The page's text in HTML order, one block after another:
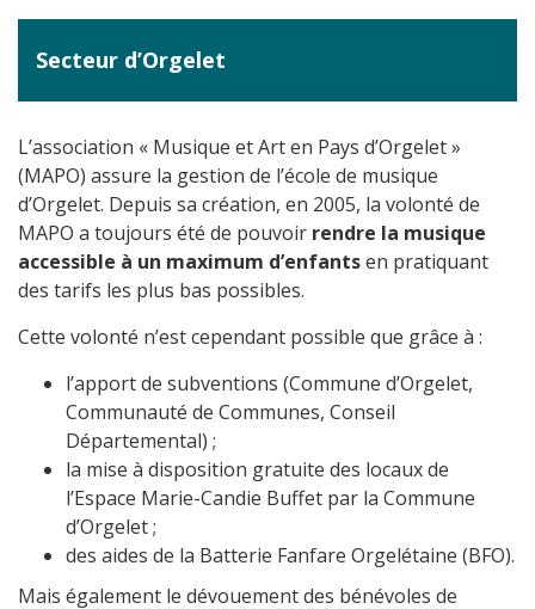
Secteur d’Orgelet
L’association « Musique et Art en Pays d’Orgelet »
(MAPO) assure la gestion de l’école de musique
d’Orgelet. Depuis sa création, en 2005, la volonté de
MAPO a toujours été de pouvoir rendre la musique
accessible à un maximum d’enfantsen pratiquant
des tarifs les plus bas possibles.
Cette volonté n’est cependant possible que grâce à :
l’apport de subventions (Commune d’Orgelet,
Communauté de Communes, Conseil
Départemental) ;
la mise à disposition gratuite des locaux de
l’Espace Marie-Candie Buffet par la Commune
d’Orgelet ;
des aides de la Batterie Fanfare Orgelétaine (BFO).
Mais également le dévouement des bénévoles de